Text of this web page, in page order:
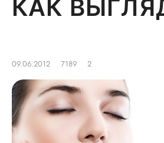
КАК
09.06.2012 7189 2